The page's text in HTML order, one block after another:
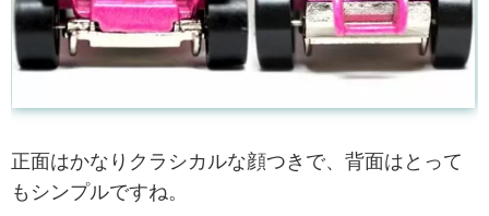
正面はかなりクラシカルな顔つきで、背面はとって
もシンプルですね。